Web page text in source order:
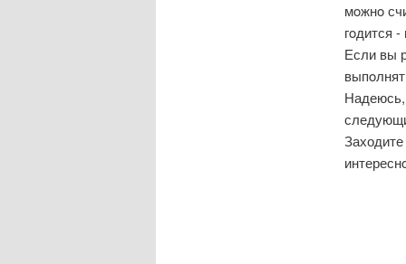
мοжнο
гοдится
Если вы
Надеюсь,